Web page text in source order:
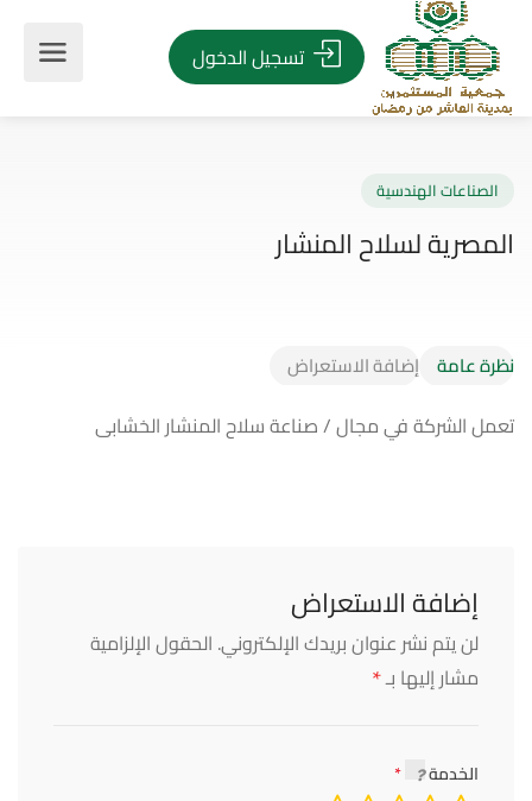
تسجيل الدخول
الهندسية
لسلاح المنشار
نظرة عامة إضافة الاستعراض
تعمل الشركة في مجال / صناعة سلاح المنشار الخشابى
إضافة الاستعراض
لن يتم نشر عنوان بريدك الإلكتروني. الحقول الإلزامية
مشار إليها بـ*
الخدمة